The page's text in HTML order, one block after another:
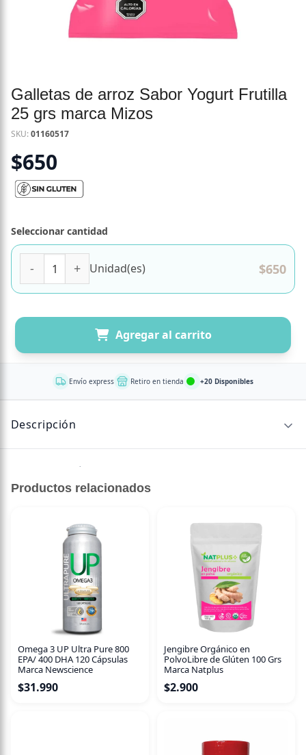
Galletas de arroz Sabor Yogurt Frutilla
25 grs marca Mizos
SKU:01160517
$650
Seleccionar cantidad
Unidad(es) $650
Agregar al carrito
Envío express Retiro en tienda +20 Disponibles
Descripción
Sin descripción disponible.
Productos relacionados
Omega 3 UP Ultra Pure 800
EPA/ 400 DHA 120 Cápsulas
Marca Newscience
$31.990
Jengibre Orgánico en
PolvoLibre de Glúten 100 Grs
Marca Natplus
$2.900